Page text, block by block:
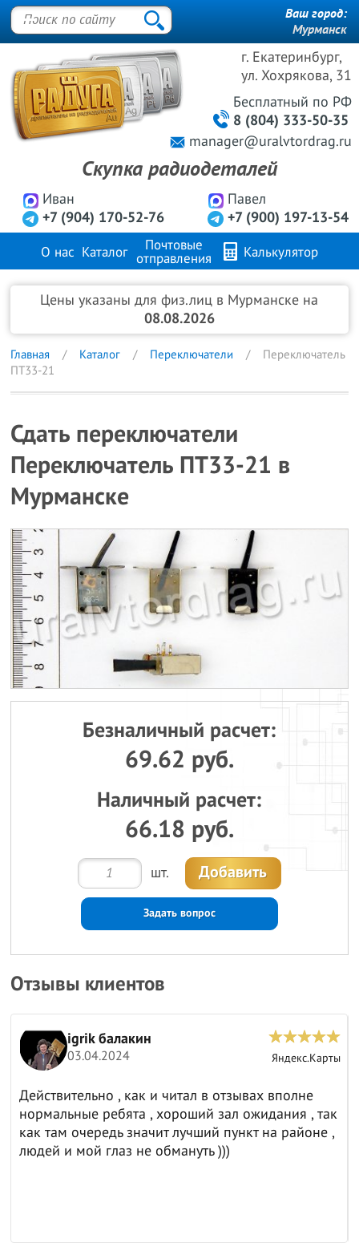
г. Екатеринбург,
ул. Хохрякова, 31
Иван
+7 (904) 170-52-76
Павел
+7 (900) 197-13-54
Бесплатный по РФ
8 (804) 333-50-35
manager@uralvtordrag.ru
Скупка радиодеталей
Ваш город:
Мурманск
О нас Каталог
Почтовые
отправления
Калькулятор
Продажа металлов Контакты
Цены указаны для физ.лиц в Мурманске на
08.08.2026
Главная Каталог Переключатели
Переключатель
ПТ33-21
Сдать переключатели
Переключатель ПТ33-21 в
Мурманске
Безналичный расчет:
69.62 руб.
Наличный расчет:
66.18 руб.
шт. Добавить
Задать вопрос
Отзывы клиентов
igrik балакин
03.04.2024 Яндекс.Карты
Действительно , как и читал в отзывах вполне
нормальные ребята , хороший зал ожидания , так
как там очередь значит лучший пункт на районе ,
людей и мой глаз не обмануть )))